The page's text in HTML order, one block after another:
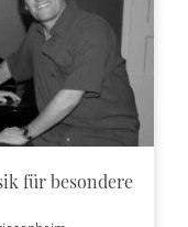
für besondere